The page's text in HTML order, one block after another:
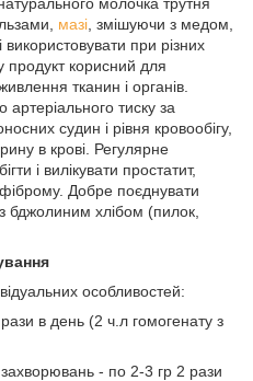
мазі , змішуючи з медом,
використовувати при різних
корисний для
тканин і органів.
тиску за
судин і рівня кровообігу,
в крові. Регулярне
і вилікувати простатит,
Добре поєднувати
бджолиним хлібом (пилок,
особливостей:
в день (2 ч.л гомогенату з
захворювань - по 2-3 гр 2 рази